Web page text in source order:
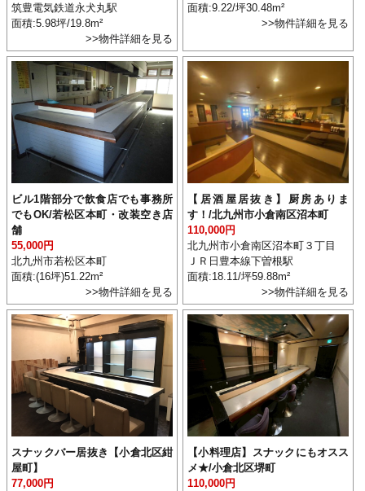
筑豊電気鉄道永犬丸駅
面積:5.98坪/19.8m²
>>物件詳細を見る
面積:9.22/坪30.48m²
>>物件詳細を見る
ビル1階部分で飲食店でも事務所
でもOK/若松区本町・改装空き店
舗
55,000円
北九州市若松区本町
面積:(16坪)51.22m²
>>物件詳細を見る
【居酒屋居抜き】厨房ありま
す！/北九州市小倉南区沼本町
110,000円
北九州市小倉南区沼本町３丁目
ＪＲ日豊本線下曽根駅
面積:18.11/坪59.88m²
>>物件詳細を見る
スナックバー居抜き【小倉北区紺
屋町】
77,000円
【小料理店】スナックにもオスス
メ★/小倉北区堺町
110,000円